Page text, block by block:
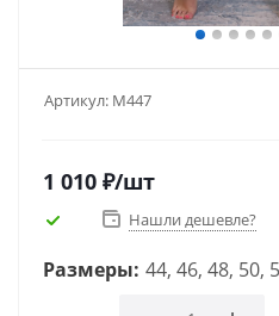
Артикул: М447
1 010 ₽/шт
Нашли дешевле?
Размеры: 44, 46, 48, 50,